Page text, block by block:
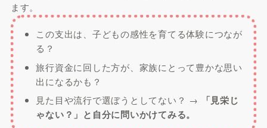
ます。
この支出は、子どもの感性を育てる体験につなが
る？
旅行資金に回した方が、家族にとって豊かな思い
出になるかも？
見た目や流行で選ぼうとしてない？ →
「見栄じ
ゃない？」と自分に問いかけてみる。